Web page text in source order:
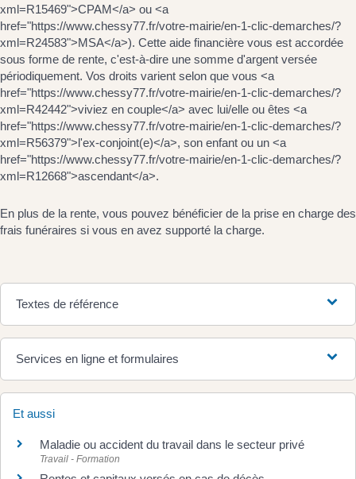
xml=R15469">CPAM</a> ou <a
href="https://www.chessy77.fr/votre-mairie/en-1-clic-demarches/?
xml=R24583">MSA</a>). Cette aide financière vous est accordée
sous forme de rente, c'est-à-dire une somme d'argent versée
périodiquement. Vos droits varient selon que vous <a
href="https://www.chessy77.fr/votre-mairie/en-1-clic-demarches/?
xml=R42442">viviez en couple</a> avec lui/elle ou êtes <a
href="https://www.chessy77.fr/votre-mairie/en-1-clic-demarches/?
xml=R56379">l'ex-conjoint(e)</a>, son enfant ou un <a
href="https://www.chessy77.fr/votre-mairie/en-1-clic-demarches/?
xml=R12668">ascendant</a>.
En plus de la rente, vous pouvez bénéficier de la prise en charge des
frais funéraires si vous en avez supporté la charge.
Textes de référence
Services en ligne et formulaires
Et aussi
Maladie ou accident du travail dans le secteur privé
Travail - Formation